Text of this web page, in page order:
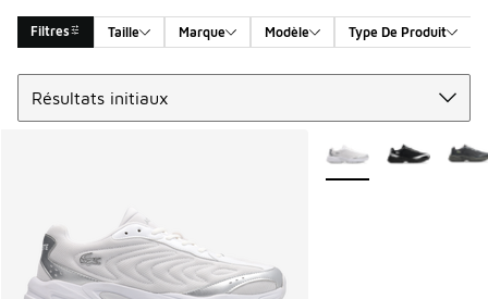
Filtres Taille Marque Modèle Type De Produit
Search Results
Plus de couleurs